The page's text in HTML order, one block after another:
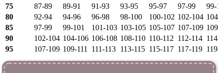
75
87-89 89-91 91-93 93-95 95-97 97-99
99-
80
92-94 94-96 96-98 98-100 100-102 102-104
85
97-99 99-101 101-103 103-105 105-107 107-109
90
102-104 104-106 106-108 108-110 110-112 112-114
95
107-109 109-111 111-113 113-115 115-117 117-119